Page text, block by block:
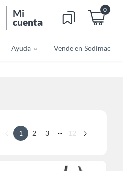
Mi
cuenta
0
Ayuda Vende en Sodimac
1 2 3 ... 12